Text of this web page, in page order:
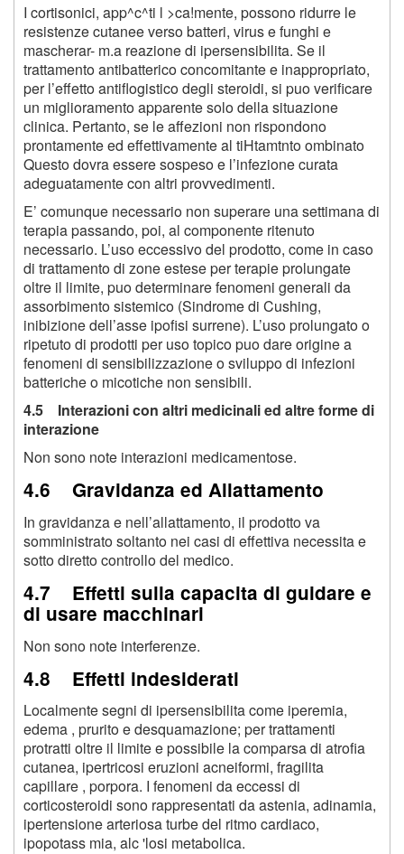
I cortisonici, app^c^ti l >ca!mente, possono ridurre le
resistenze cutanee verso batteri, virus e funghi e
mascherar- m.a reazione di ipersensibilita. Se il
trattamento antibatterico concomitante e inappropriato,
per l’effetto antiflogistico degli steroidi, si puo verificare
un miglioramento apparente solo della situazione
clinica. Pertanto, se le affezioni non rispondono
prontamente ed effettivamente al tiHtamtnto ombinato
Questo dovra essere sospeso e l’infezione curata
adeguatamente con altri provvedimenti.
E’ comunque necessario non superare una settimana di
terapia passando, poi, al componente ritenuto
necessario. L’uso eccessivo del prodotto, come in caso
di trattamento di zone estese per terapie prolungate
oltre il limite, puo determinare fenomeni generali da
assorbimento sistemico (Sindrome di Cushing,
inibizione dell’asse ipofisi surrene). L’uso prolungato o
ripetuto di prodotti per uso topico puo dare origine a
fenomeni di sensibilizzazione o sviluppo di infezioni
batteriche o micotiche non sensibili.
4.5 Interazioni con altri medicinali ed altre forme di
interazione
Non sono note interazioni medicamentose.
4.6 Gravidanza ed Allattamento
In gravidanza e nell’allattamento, il prodotto va
somministrato soltanto nei casi di effettiva necessita e
sotto diretto controllo del medico.
4.7 Effetti sulla capacita di guidare e
di usare macchinari
Non sono note interferenze.
4.8 Effetti indesiderati
Localmente segni di ipersensibilita come iperemia,
edema , prurito e desquamazione; per trattamenti
protratti oltre il limite e possibile la comparsa di atrofia
cutanea, ipertricosi eruzioni acneiformi, fragilita
capillare , porpora. I fenomeni da eccessi di
corticosteroidi sono rappresentati da astenia, adinamia,
ipertensione arteriosa turbe del ritmo cardiaco,
ipopotass mia, alc 'losi metabolica.